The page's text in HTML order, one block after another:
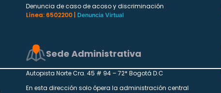
Denuncia de caso de acoso y discriminación
Línea: 6502200 |
Denuncia Virtual
Sede Administrativa
Autopista Norte Cra. 45 # 94 – 72* Bogotá D.C
En esta dirección solo ópera la administración central